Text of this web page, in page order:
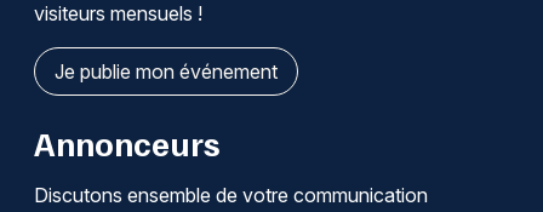
visiteurs mensuels !
Je publie mon événement
Annonceurs
Discutons ensemble de votre communication